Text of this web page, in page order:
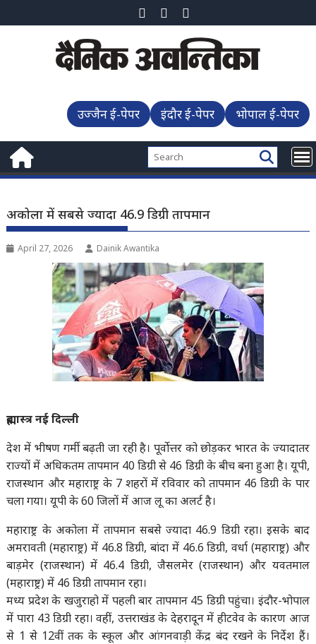
to
उज्जैन ई-पेपर इंदौर ई-पेपर भोपाल ई-पेपर
अकोला में सबसे ज्यादा 46.9 डिग्री तापमान
April 27, 2026 Dainik Awantika
ब्रह्मास्त्र नई दिल्ली
देश में भीषण गर्मी बढ़ती जा रही है। पूर्वोत्तर को छोड़कर भारत के ज्यादातर
राज्यों में अधिकतम तापमान 40 डिग्री से 46 डिग्री के बीच बना हुआ है। यूपी,
राजस्थान और महाराष्ट्र के 7 शहरों में रविवार को तापमान 46 डिग्री के पार
चला गया। यूपी के 60 जिलों में आज लू का अलर्ट है।
महाराष्ट्र के अकोला में तापमान सबसे ज्यादा 46.9 डिग्री रहा। इसके बाद
अमरावती (महाराष्ट्र) में 46.8 डिग्री, बांदा में 46.6 डिग्री, वर्धा (महाराष्ट्र) और
बाड़मेर (राजस्थान) में 46.4 डिग्री, जैसलमेर (राजस्थान) और यवतमाल
(महाराष्ट्र) में 46 डिग्री तापमान रहा।
मध्य प्रदेश के खजुराहो में पहली बार तापमान 45 डिग्री पहुंचा। इंदौर-भोपाल
में पारा 43 डिग्री रहा। वहीं, उत्तराखंड के देहरादून में हीटवेव के कारण आज
से 1 से 12वीं तक के स्कूल और आंगनवाड़ी केंद्र बंद रखने के निर्देश हैं।